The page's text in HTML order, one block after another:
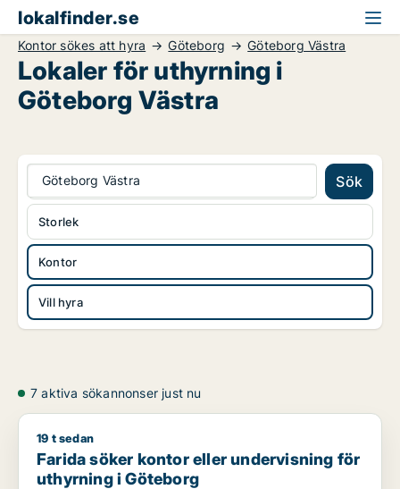
lokalfinder.se
Kontor sökes att hyra Göteborg Göteborg Västra
Lokaler för uthyrning i
Göteborg Västra
Göteborg Västra Sök
Kontor
Vill hyra
Storlek
7 aktiva sökannonser just nu
Farida söker kontor eller undervisning för uthyrning i
19 t sedan
Farida söker kontor eller undervisning för
uthyrning i Göteborg